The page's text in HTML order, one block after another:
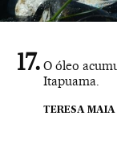
O óleo
Itapuama.
TERESA MAIA